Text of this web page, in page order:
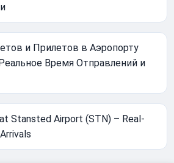
и Прилетов в Аэропорту
Время Отправлений и
Stansted Airport (STN) – Real-